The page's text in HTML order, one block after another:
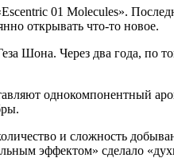
01 Molecules».
открывать что-то новое.
Шона. Через два года, по
однокомпонентный
и сложность
эффектом» сделало